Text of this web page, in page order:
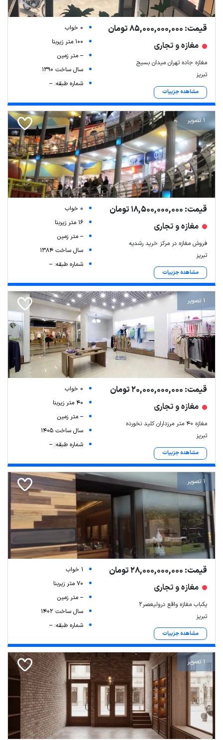
قیمت: 85,000,000,000 تومان
مغازه و تجاری
مغازه جاده تهران میدان بسیج
تبریز
مشاهده جزییات
0 خواب
100 متر زیربنا
-- متر زمین
سال ساخت 1390
شماره طبقه: --
1 تصویر
قیمت: 18,500,000,000 تومان
مغازه و تجاری
فروش مغازه در مرکز خرید رشدیه
تبریز
مشاهده جزییات
0 خواب
16 متر زیربنا
-- متر زمین
سال ساخت 1384
شماره طبقه: --
1 تصویر
قیمت: 20,000,000,000 تومان
مغازه و تجاری
مغازه ۴۰ متر مرزداران کلید نخورده
تبریز
مشاهده جزییات
0 خواب
40 متر زیربنا
-- متر زمین
سال ساخت 1405
شماره طبقه: --
1 تصویر
قیمت: 28,000,000,000 تومان
مغازه و تجاری
یکباب مغازه واقع درولیعصر۲
تبریز
مشاهده جزییات
1 خواب
70 متر زیربنا
-- متر زمین
سال ساخت 1402
شماره طبقه: --
1 تصویر